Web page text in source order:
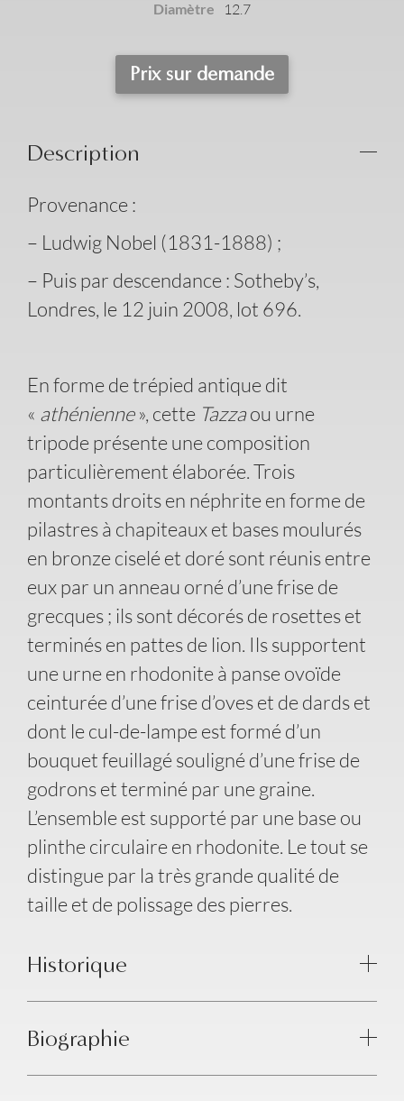
Diamètre 12.7
Prix sur demande
Description
Provenance :
– Ludwig Nobel (1831-1888) ;
– Puis par descendance : Sotheby’s,
Londres, le 12 juin 2008, lot 696.
En forme de trépied antique dit
« athénienne», cette Tazzaou urne
tripode présente une composition
particulièrement élaborée. Trois
montants droits en néphrite en forme de
pilastres à chapiteaux et bases moulurés
en bronze ciselé et doré sont réunis entre
eux par un anneau orné d’une frise de
grecques ; ils sont décorés de rosettes et
terminés en pattes de lion. Ils supportent
une urne en rhodonite à panse ovoïde
ceinturée d’une frise d’oves et de dards et
dont le cul-de-lampe est formé d’un
bouquet feuillagé souligné d’une frise de
godrons et terminé par une graine.
L’ensemble est supporté par une base ou
plinthe circulaire en rhodonite. Le tout se
distingue par la très grande qualité de
taille et de polissage des pierres.
Historique
Biographie